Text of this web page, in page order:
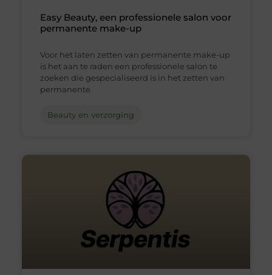
Easy Beauty, een professionele salon voor
permanente make-up
Voor het laten zetten van permanente make-up
is het aan te raden een professionele salon te
zoeken die gespecialiseerd is in het zetten van
permanente
Beauty en verzorging